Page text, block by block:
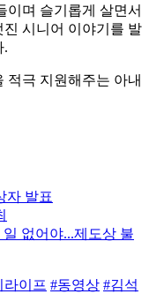
이며 슬기롭게 살면서
시니어 이야기를 발
.
적극 지원해주는 아내
자 발표
없어야...제도상 불
라이프 #동영상 #김석